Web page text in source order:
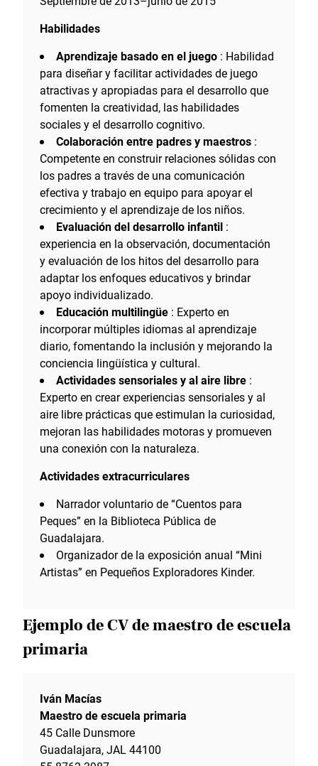
Habilidades
Aprendizaje basado en el juego : Habilidad
para diseñar y facilitar actividades de juego
atractivas y apropiadas para el desarrollo que
fomenten la creatividad, las habilidades
sociales y el desarrollo cognitivo.
Colaboración entre padres y maestros :
Competente en construir relaciones sólidas con
los padres a través de una comunicación
efectiva y trabajo en equipo para apoyar el
crecimiento y el aprendizaje de los niños.
Evaluación del desarrollo infantil :
experiencia en la observación, documentación
y evaluación de los hitos del desarrollo para
adaptar los enfoques educativos y brindar
apoyo individualizado.
Educación multilingüe : Experto en
incorporar múltiples idiomas al aprendizaje
diario, fomentando la inclusión y mejorando la
conciencia lingüística y cultural.
Actividades sensoriales y al aire libre :
Experto en crear experiencias sensoriales y al
aire libre prácticas que estimulan la curiosidad,
mejoran las habilidades motoras y promueven
una conexión con la naturaleza.
Actividades extracurriculares
Narrador voluntario de “Cuentos para
Peques” en la Biblioteca Pública de
Guadalajara.
Organizador de la exposición anual “Mini
Artistas” en Pequeños Exploradores Kinder.
Ejemplo de CV de maestro de escuela
primaria
Iván Macías
Maestro de escuela primaria
45 Calle Dunsmore
Guadalajara, JAL 44100